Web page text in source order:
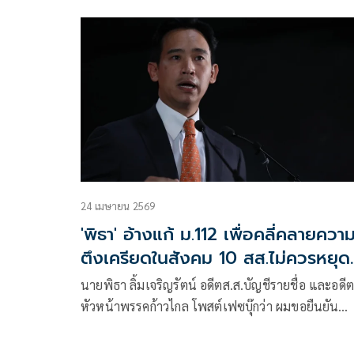
หรือไม่ และไม่ขัดต่อคำวินิจฉัยศาลรัฐธรรมนูญจริงหรื
24 เมษายน 2569
'พิธา' อ้างแก้ ม.112 เพื่อคลี่คลายความ
ตึงเครียดในสังคม 10 สส.ไม่ควรหยุด
ปฏิบัติหน้าที่
นายพิธา ลิ้มเจริญรัตน์ อดีตส.ส.บัญชีรายชื่อ และอดีต
หัวหน้าพรรคก้าวไกล โพสต์เฟซบุ๊กว่า ผมขอยืนยัน